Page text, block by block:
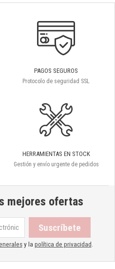
PAGOS SEGUROS
Protocolo de seguridad SSL
HERRAMIENTAS EN STOCK
Gestión y envío urgente de pedidos
mejores ofertas
y la política de privacidad.